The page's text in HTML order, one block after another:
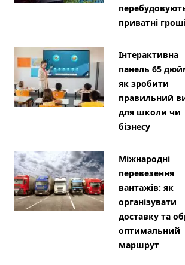
приватні
Інтерактивна
панель 65
як зробити
правильний
для школи чи
бізнесу
Міжнародні
перевезення
вантажів: як
організувати
доставку та
оптимальний
маршрут